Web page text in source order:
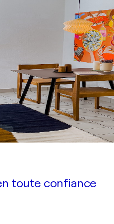
toute confiance